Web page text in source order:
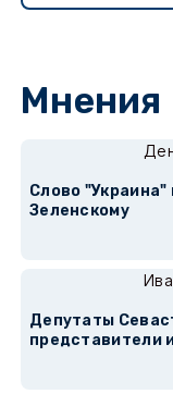
Мнения
Слово
Зеленскому
Депутаты
представители